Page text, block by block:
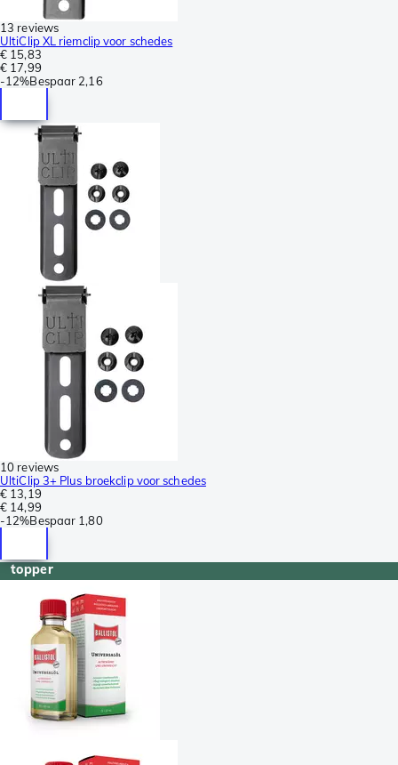
13 reviews
UltiClip XL riemclip voor schedes
€ 15,83
€ 17,99
-12%Bespaar 2,16
10 reviews
UltiClip 3+ Plus broekclip voor schedes
€ 13,19
€ 14,99
-12%Bespaar 1,80
topper